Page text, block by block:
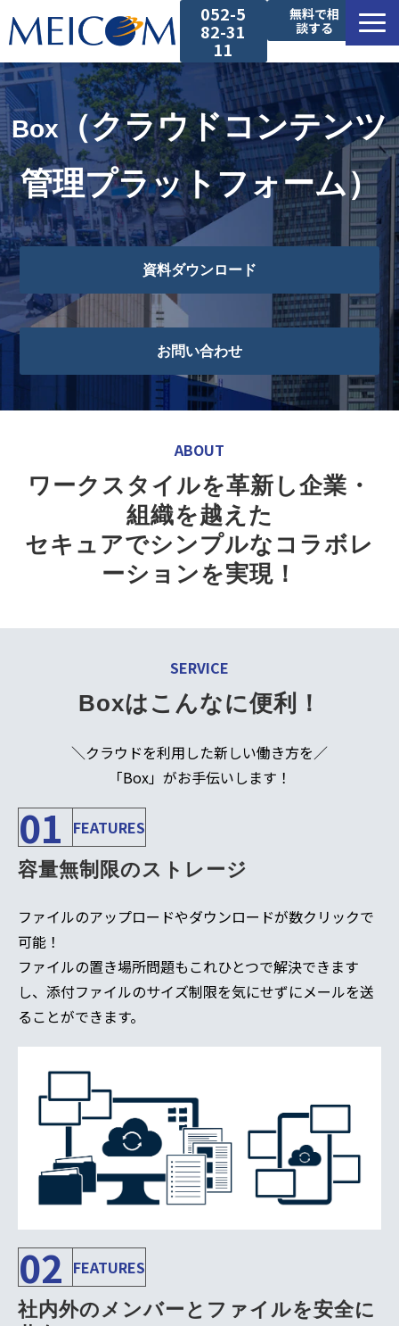
052-5
82-31
11
無料で相
談する
サービス一覧
導入事例
セミナー
コラム
お役立ち資料
Box （クラウドコンテンツ
管理プラットフォーム）
資料ダウンロード
お問い合わせ
ABOUT
ワークスタイルを革新し企業・
組織を越えた
セキュアでシンプルなコラボレ
ーションを実現！
SERVICE
Boxはこんなに便利！
＼クラウドを利用した新しい働き方を／
「Box」がお手伝いします！
01 FEATURES
容量無制限のストレージ
ファイルのアップロードやダウンロードが数クリックで
可能！
ファイルの置き場所問題もこれひとつで解決できます
し、添付ファイルのサイズ制限を気にせずにメールを送
ることができます。
02 FEATURES
社内外のメンバーとファイルを安全に